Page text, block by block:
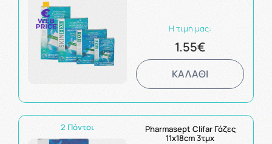
Η τιμή μας:
1.55€
ΚΑΛΑΘΙ
2 Πόντοι
Pharmasept Clifar Γάζες
11x18cm 3τμχ